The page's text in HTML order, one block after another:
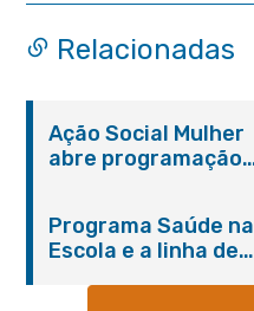
Relacionadas
Ação Social Mulher
abre programação
serviços gratuitos e
orientações
Programa Saúde na
Escola e a linha de